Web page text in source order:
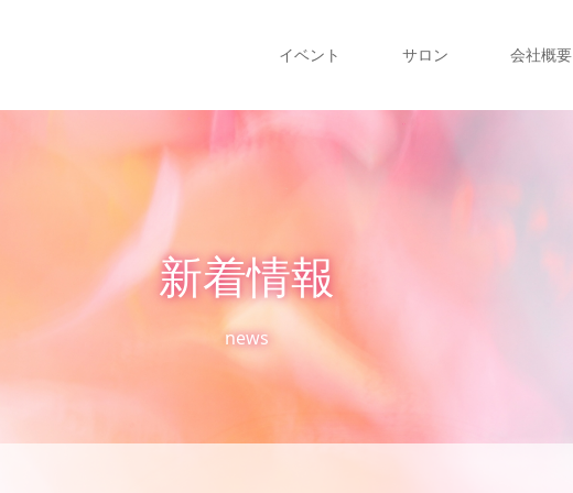
イベント サロン 会社概要
新着情報
news